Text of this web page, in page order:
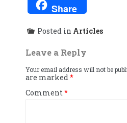
Share
Posted in Articles
Leave a Reply
Your email address will not be
are marked*
Comment*